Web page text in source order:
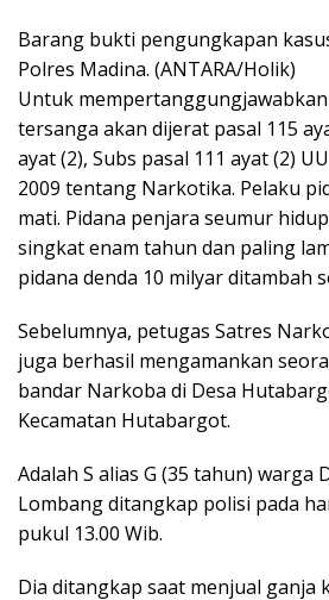
Barang bukti pengungkapan
Polres Madina. (ANTARA/Holik)
Untuk
tersanga akan dijerat pasal 115
ayat (2), Subs pasal 111 ayat (2)
2009 tentang Narkotika. Pelaku
mati. Pidana penjara seumur
singkat enam tahun dan paling
pidana denda 10 milyar ditambah
Sebelumnya, petugas Satres
juga berhasil mengamankan
bandar Narkoba di Desa
Kecamatan Hutabargot.
Adalah S alias G (35 tahun) warga
Lombang ditangkap polisi pada
pukul 13.00 Wib.
Dia ditangkap saat menjual ganja